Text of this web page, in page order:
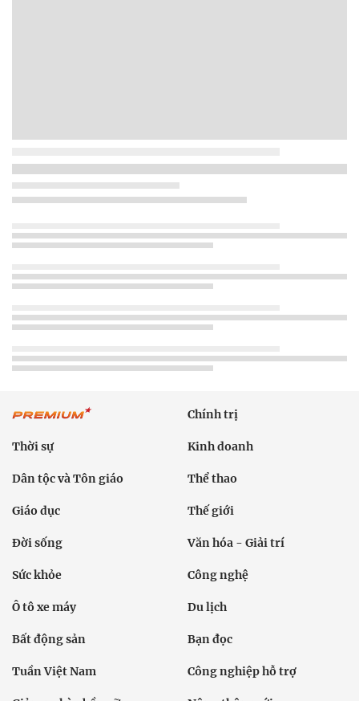
Chính trị
Thời sự Kinh doanh
Dân tộc và Tôn giáo Thể thao
Giáo dục Thế giới
Đời sống Văn hóa - Giải trí
Sức khỏe Công nghệ
Ô tô xe máy Du lịch
Bất động sản Bạn đọc
Tuần Việt Nam Công nghiệp hỗ trợ